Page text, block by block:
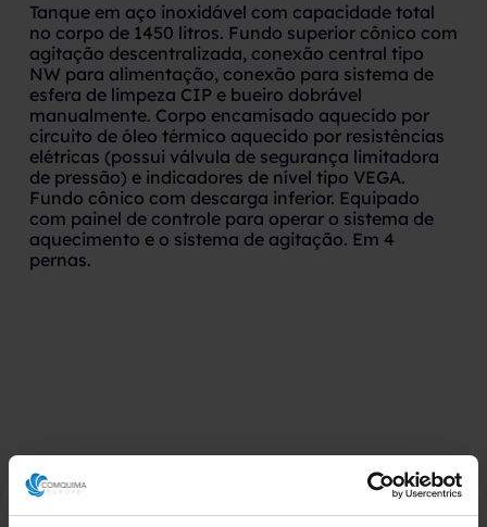
Tanque em aço inoxidável com capacidade total
no corpo de 1450 litros. Fundo superior cônico com
agitação descentralizada, conexão central tipo
NW para alimentação, conexão para sistema de
esfera de limpeza CIP e bueiro dobrável
manualmente. Corpo encamisado aquecido por
circuito de óleo térmico aquecido por resistências
elétricas (possui válvula de segurança limitadora
de pressão) e indicadores de nível tipo VEGA.
Fundo cônico com descarga inferior. Equipado
com painel de controle para operar o sistema de
aquecimento e o sistema de agitação. Em 4
pernas.